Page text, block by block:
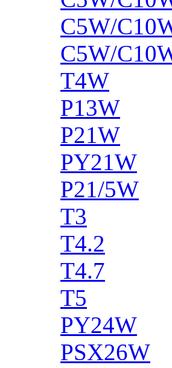
C5W/
C5W/
T4W
P13W
P21W
PY21W
P21/5W
T3
T4.2
T4.7
T5
PY24W
PSX26W